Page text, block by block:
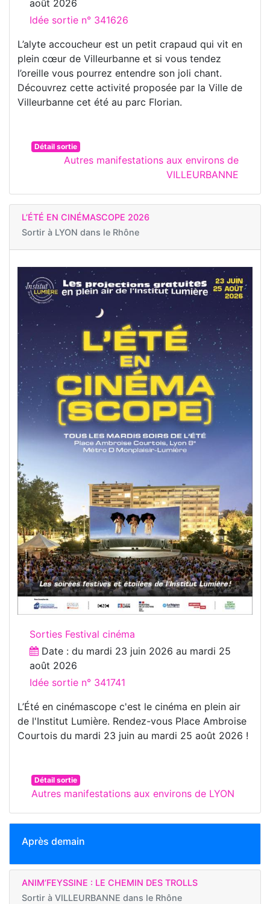
août 2026
Idée sortie n° 341626
L’alyte accoucheur est un petit crapaud qui vit en
plein cœur de Villeurbanne et si vous tendez
l’oreille vous pourrez entendre son joli chant.
Découvrez cette activité proposée par la Ville de
Villeurbanne cet été au parc Florian.
Détail sortie
Autres manifestations aux environs de
VILLEURBANNE
L’ÉTÉ EN CINÉMASCOPE 2026
Sortir à LYON dans le Rhône
Sorties Festival cinéma
Date : du mardi 23 juin 2026 au mardi 25
août 2026
Idée sortie n° 341741
L’Été en cinémascope c'est le cinéma en plein air
de l'Institut Lumière. Rendez-vous Place Ambroise
Courtois du mardi 23 juin au mardi 25 août 2026 !
Détail sortie
Autres manifestations aux environs de LYON
Après demain
ANIM’FEYSSINE : LE CHEMIN DES TROLLS
Sortir à VILLEURBANNE dans le Rhône